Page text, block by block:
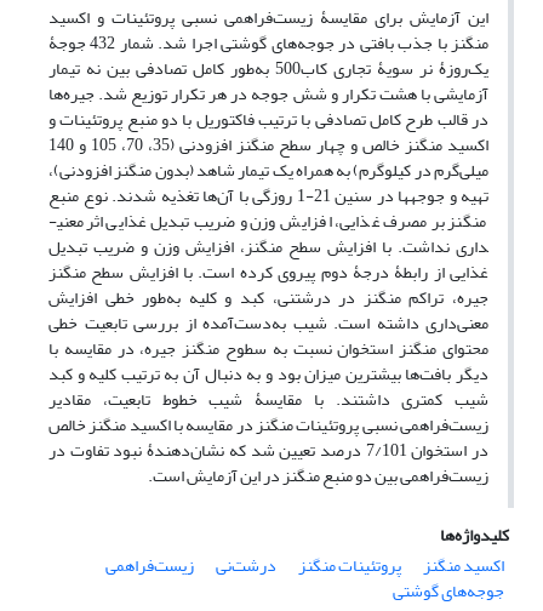
این آزمایش برای مقایسۀ زیست‌فراهمی نسبی پروتئینات و اکسید
منگنز با جذب بافتی در جوجه‌های گوشتی اجرا شد. شمار 432 جوجۀ
یک‌روزۀ نر سویۀ تجاری کاب500 به‌طور کامل تصادفی بین نه تیمار
آزمایشی با هشت تکرار و شش جوجه در هر تکرار توزیع شد. جیره‌ها
در قالب طرح کامل تصادفی با ترتیب فاکتوریل با دو منبع پروتئینات و
اکسید منگنز خالص و چهار سطح منگنز افزودنی (35، 70، 105 و 140
میلی‌گرم در کیلوگرم) به همراه یک تیمار شاهد (بدون منگنز افزودنی)،
تهیه و جوجه­ها در سنین 21-1 روزگی با آن‌ها تغذیه شدند. نوع منبع
منگنز بر مصرف غذایی، افزایش وزن و ضریب تبدیل غذایی اثر معنی­
داری نداشت. با افزایش سطح منگنز، افزایش وزن و ضریب تبدیل
غذایی از رابطۀ درجۀ دوم پیروی کرده است. با افزایش سطح منگنز
جیره، تراکم منگنز در درشت­نی، کبد و کلیه به‌طور خطی افزایش
معنی‌داری داشته است. شیب به‌دست‌آمده از بررسی تابعیت خطی
محتوای منگنز استخوان نسبت به سطوح منگنز جیره، در مقایسه با
دیگر بافت‌ها بیشترین میزان بود و به دنبال آن به ترتیب کلیه و کبد
شیب کمتری داشتند. با مقایسۀ شیب خطوط تابعیت، مقادیر
زیست‌فراهمی نسبی پروتئینات منگنز در مقایسه با اکسید منگنز خالص
در استخوان 7/101 درصد تعیین شد که نشان‌دهندۀ نبود تفاوت در
زیست‌فراهمی بین دو منبع منگنز در این آزمایش است.
کلیدواژه‌ها
اکسید منگنز
پروتئینات منگنز درشت‌نی زیست‌فراهمی
جوجه‌های گوشتی